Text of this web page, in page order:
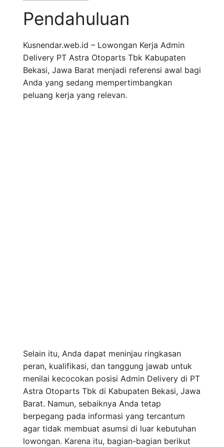
Pendahuluan
Kusnendar.web.id – Lowongan Kerja Admin
Delivery PT Astra Otoparts Tbk Kabupaten
Bekasi, Jawa Barat menjadi referensi awal bagi
Anda yang sedang mempertimbangkan
peluang kerja yang relevan.
Selain itu, Anda dapat meninjau ringkasan
peran, kualifikasi, dan tanggung jawab untuk
menilai kecocokan posisi Admin Delivery di PT
Astra Otoparts Tbk di Kabupaten Bekasi, Jawa
Barat. Namun, sebaiknya Anda tetap
berpegang pada informasi yang tercantum
agar tidak membuat asumsi di luar kebutuhan
lowongan. Karena itu, bagian-bagian berikut